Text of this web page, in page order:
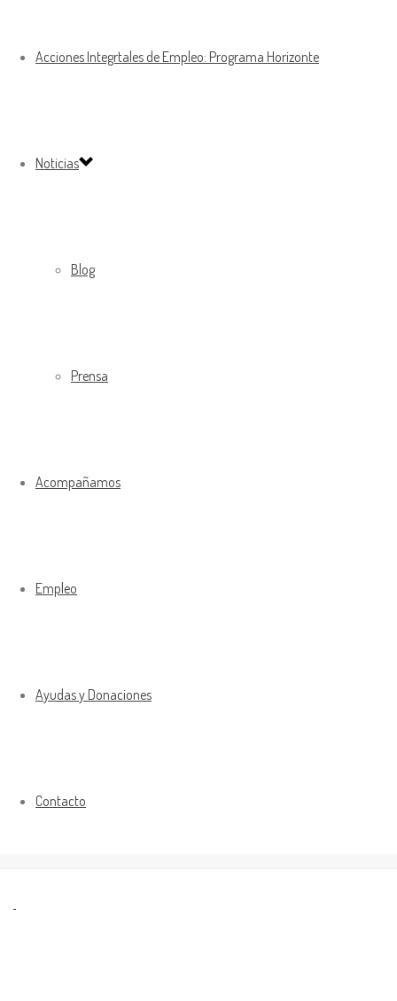
Acciones Integrtales de Empleo: Programa Horizonte
Noticias
Blog
Prensa
Acompañamos
Empleo
Ayudas y Donaciones
Contacto